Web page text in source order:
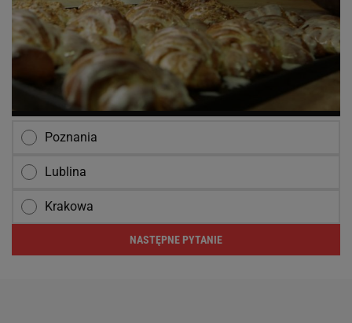
Poznania
Lublina
Krakowa
NASTĘPNE PYTANIE